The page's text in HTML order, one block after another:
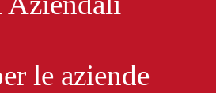
le aziende